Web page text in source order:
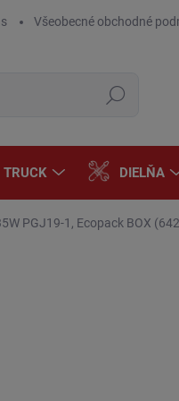
Všeobecné obchodné
Hľadať
TRUCK DIELŇA
PGJ19-1, Ecopack BOX